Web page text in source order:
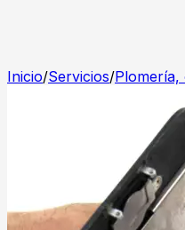
Inicio/Servicios/Plomería,